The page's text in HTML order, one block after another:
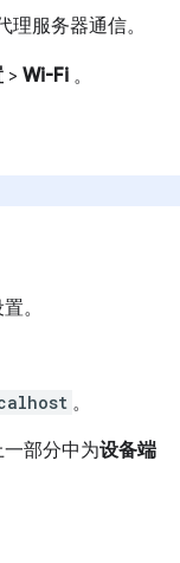
服务器通信。
> Wi-Fi 。
。
。
部分中为设备端